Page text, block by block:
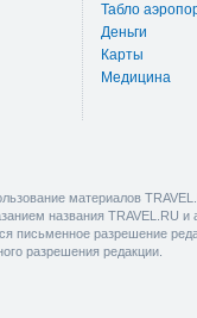
Табло
Деньги
Карты
Медицина
материалов
названия TRAVEL.RU и
письменное разрешение
разрешения редакции.